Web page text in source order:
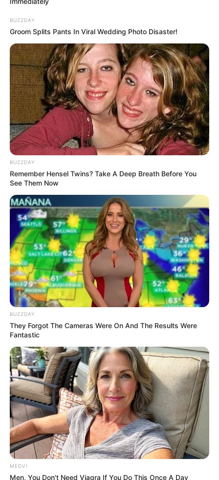
ราศีกันย์ (16 กันยายน – 16 ตุลาคม)
การเงินมีฟลุ๊คได้ลาภ คนที่ชอบเสี่ยงลุ้น เล่นหุ้น มีโอกาสดี
แต่จะเสียค่าซ่อม ค่าเดินทางเยอะ ช่วงนี้เหมาะกับการ
ลงทุน เงินไหลมาเทมา มีช่องทางการทำกำไร มีรายรับ
เสริม ปลายเดือนมีเรื่องให้จ่ายจุกจิกตลอดทั้งค่าซ่อมแซม
ค่ารักษาต่างๆ
ราศีตุลย์ (17 ตุลาคม – 15 พฤศจิกายน)
การเงินมาแรงพอๆ กับการงาน มีช่องทางรายรับเพิ่ม มีดวง
ได้เงินก้อน มีโชคลาภ กลางเดือนเงินร้อนสุดๆ ได้มามือซ้าย
จ่ายออกมือขวา เงินไม่เคยได้อยู่ในกระเป๋านาน หมดไปทั้ง
ค่ารถ ค่ารักษาจิปาถะ ถ้าไม่วางแผนใช้จ่ายบ้างไม่แเหลือ
แน่นอน สิ้นเดือนคนที่ชอบรวยทางลัด รวยเร็ว คงได้สมใจ
อยาก ช่วงนี้เพศตรงข้ามสนับสนุน มีลาภปาก ได้กินของฟรี
สม่ำเสมอ
ราศีพิจิก (16 พฤศจิกายน – 14 ธันวาคม)
การเงินไม่แน่ไม่นอน ช่วงนี้มาแรง มีโชคลาภ รายได้เข้ามา
ทั้งงานหลักงานเสริม นับเงินกันแทบไม่ทัน แต่ก็มีแววเสีย
เงิน หนี้สูญ หลีกเลี่ยงการรับปาก การให้ยืม ช่วงนี้จะมีเพื่อน
ชวยลงทุน อนาคตสดใสแน่นอน แต่เหนื่อยหน่อย ลอง
ตัดสินใจดู แต่ถ้าเป็นธุรกิจของสวยงาม ร้านอาหาร เสื้อผ้า
ให้รีบตัดสินใจ ได้เงินมาเป็นกอบเป็นกำแน่นอน เสี่ยงลุ้นได้
โชคชะตาเป็นใจ เรื่องหุ้นทั้งช้อนทั้งปล่อย ทำได้ถูกจังหวะ
ก็ได้กำไรงามๆ
ราศีธนู (15 ธันวาคม – 13 มกราคม)
การเงินหมุนเวียนมาก เนื่องจากที่ผ่านมาใช้เงินมือเติบ ช่วง
นี้เลยต้องเจียดเงินมาใช้จ่าย มีรายจ่ายจุกจิกตลอด แต่ยังดี
BUZZDAY
Groom Splits Pants In Viral Wedding Photo Disaster!
BUZZDAY
Remember Hensel Twins? Take A Deep Breath Before You
See Them Now
BUZZDAY
They Forgot The Cameras Were On And The Results Were
Fantastic
MEDVI
Men, You Don't Need Viagra If You Do This Once A Day